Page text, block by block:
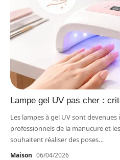
Lampe gel UV pas cher :
Les lampes à gel UV sont
professionnels de la manucure et
souhaitent réaliser des poses…
Maison 06/04/2026